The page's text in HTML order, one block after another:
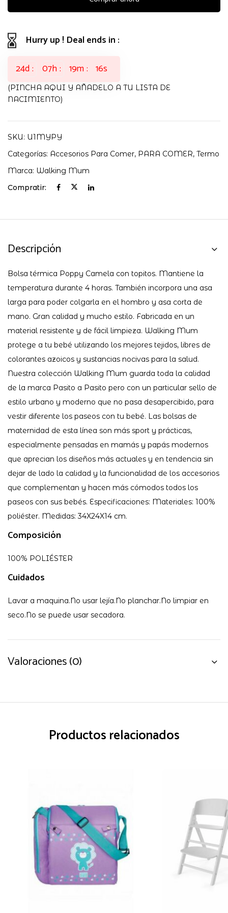
TOPITO
WALKING
MUMHurry up ! Deal ends in :
24d 07h 19m 15s
(PINCHA AQUI Y AÑADELO A TU LISTA DE
NACIMIENTO)
SKU: U1MYPY
Categorías: Accesorios Para Comer, PARA COMER, Termo
Marca: Walking Mum
Compratir:
Descripción
Bolsa térmica Poppy Camela con topitos. Mantiene la
temperatura durante 4 horas. También incorpora una asa
larga para poder colgarla en el hombro y asa corta de
mano. Gran calidad y mucho estilo. Fabricada en un
material resistente y de fácil limpieza. Walking Mum
protege a tu bebé utilizando los mejores tejidos, libres de
colorantes azoicos y sustancias nocivas para la salud.
Nuestra colección Walking Mum guarda toda la calidad
de la marca Pasito a Pasito pero con un particular sello de
estilo urbano y moderno que no pasa desapercibido, para
vestir diferente los paseos con tu bebé. Las bolsas de
maternidad de esta línea son más sport y prácticas,
especialmente pensadas en mamás y papás modernos
que aprecian los diseños más actuales y en tendencia sin
dejar de lado la calidad y la funcionalidad de los accesorios
que complementan y hacen más cómodos todos los
paseos con sus bebés. Especificaciones: Materiales: 100%
poliéster. Medidas: 34X24X14 cm.
Composición
100% POLIÉSTER
Cuidados
Lavar a maquina.No usar lejía.No planchar.No limpiar en
seco.No se puede usar secadora.
Valoraciones (0)
Productos relacionados